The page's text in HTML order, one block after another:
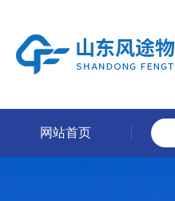
网站首页